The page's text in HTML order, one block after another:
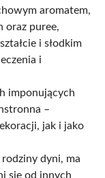
aromatem,
oraz puree,
i słodkim
i
imponujących
–
jak i jako
dyni, ma
się od innych